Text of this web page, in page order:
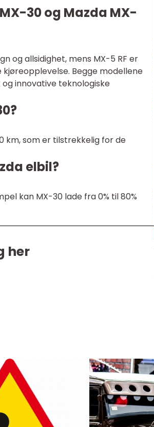
30 og Mazda MX-
og allsidighet, mens MX-5 RF er
Begge modellene
innovative teknologiske
km, som er tilstrekkelig for de
elbil?
kan MX-30 lade fra 0% til 80%
her